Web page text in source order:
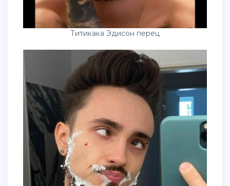
Титикака Эдисон перец